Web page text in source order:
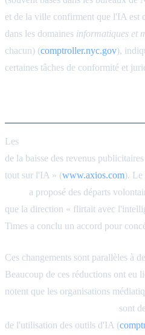
et de la ville confirment que l'IA est
dans les domaines informatiques et
chacun) (comptroller.nyc.gov),
certaines tâches de conformité et
Les
de la baisse des revenus
tout sur l'IA » (www.axios.com). Le
a proposé des départs
que la direction « flirtait avec
Times a conclu un accord pour
Ces changements sont parallèles à
Beaucoup de ces réductions ont eu
notent que les organisations
sont
de l'utilisation des outils d'IA (